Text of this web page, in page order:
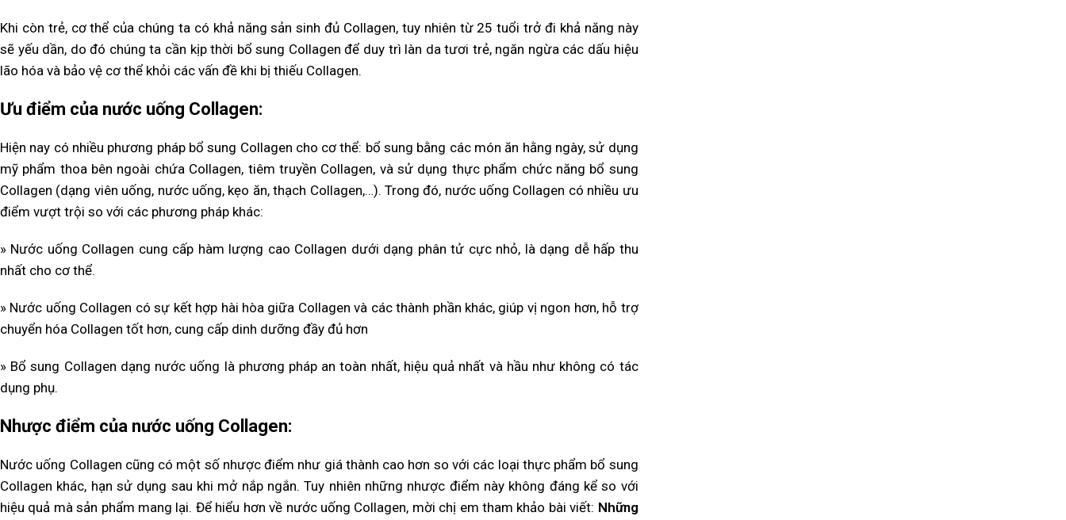
Khi còn trẻ, cơ thể của chúng ta có khả năng sản sinh đủ Collagen, tuy nhiên từ 25 tuổi trở đi khả năng này
sẽ yếu dần, do đó chúng ta cần kịp thời bổ sung Collagen để duy trì làn da tươi trẻ, ngăn ngừa các dấu hiệu
lão hóa và bảo vệ cơ thể khỏi các vấn đề khi bị thiếu Collagen.
Ưu điểm của nước uống Collagen:
Hiện nay có nhiều phương pháp bổ sung Collagen cho cơ thể: bổ sung bằng các món ăn hằng ngày, sử dụng
mỹ phẩm thoa bên ngoài chứa Collagen, tiêm truyền Collagen, và sử dụng thực phẩm chức năng bổ sung
Collagen (dạng viên uống, nước uống, kẹo ăn, thạch Collagen,…). Trong đó, nước uống Collagen có nhiều ưu
điểm vượt trội so với các phương pháp khác:
» Nước uống Collagen cung cấp hàm lượng cao Collagen dưới dạng phân tử cực nhỏ, là dạng dễ hấp thu
nhất cho cơ thể.
» Nước uống Collagen có sự kết hợp hài hòa giữa Collagen và các thành phần khác, giúp vị ngon hơn, hỗ trợ
chuyển hóa Collagen tốt hơn, cung cấp dinh dưỡng đầy đủ hơn
» Bổ sung Collagen dạng nước uống là phương pháp an toàn nhất, hiệu quả nhất và hầu như không có tác
dụng phụ.
Nhược điểm của nước uống Collagen:
Nước uống Collagen cũng có một số nhược điểm như giá thành cao hơn so với các loại thực phẩm bổ sung
Collagen khác, hạn sử dụng sau khi mở nắp ngắn. Tuy nhiên những nhược điểm này không đáng kể so với
hiệu quả mà sản phẩm mang lại. Để hiểu hơn về nước uống Collagen, mời chị em tham khảo bài viết: Những